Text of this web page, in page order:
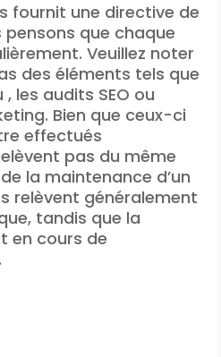
fournit une directive de
que chaque
Veuillez noter
des éléments tels que
les audits SEO ou
Bien que ceux-ci
effectués
pas du même
la maintenance d’un
relèvent généralement
tandis que la
en cours de